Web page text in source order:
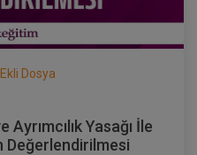
Ekli Dosya
Ayrımcılık Yasağı İle
Değerlendirilmesi